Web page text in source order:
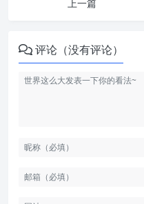
上一篇
评论（没有评论）